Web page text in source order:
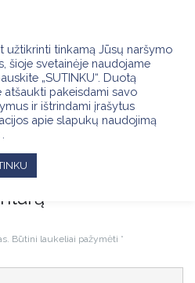
Būtini laukeliai pažymėti *
užtikrinti tinkamą Jūsų naršymo
šioje svetainėje naudojame
„SUTINKU“. Duotą
pakeisdami savo
ir ištrindami įrašytus
apie slapukų naudojimą